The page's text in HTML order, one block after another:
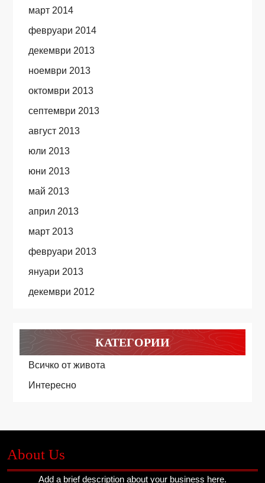
март 2014
февруари 2014
декември 2013
ноември 2013
октомври 2013
септември 2013
август 2013
юли 2013
юни 2013
май 2013
април 2013
март 2013
февруари 2013
януари 2013
декември 2012
КАТЕГОРИИ
Всичко от живота
Интересно
About Us
Add a brief description about your business here.